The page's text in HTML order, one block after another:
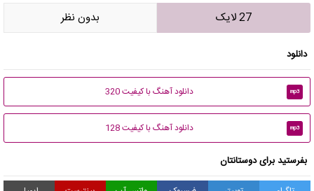
27 لایک بدون نظر
دانلود
mp3 دانلود آهنگ با کیفیت 320
mp3 دانلود آهنگ با کیفیت 128
بفرستید برای دوستانتان